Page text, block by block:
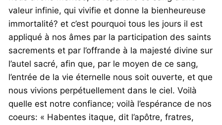
valeur infinie, qui vivifie et donne la bienheureuse
immortalité? et c’est pourquoi tous les jours il est
appliqué à nos âmes par la participation des saints
sacrements et par l’offrande à la majesté divine sur
l’autel sacré, afin que, par le moyen de ce sang,
l’entrée de la vie éternelle nous soit ouverte, et que
nous vivions perpétuellement dans le ciel. Voilà
quelle est notre confiance; voilà l’espérance de nos
coeurs: « Habentes itaque, dit l’apôtre, fratres,